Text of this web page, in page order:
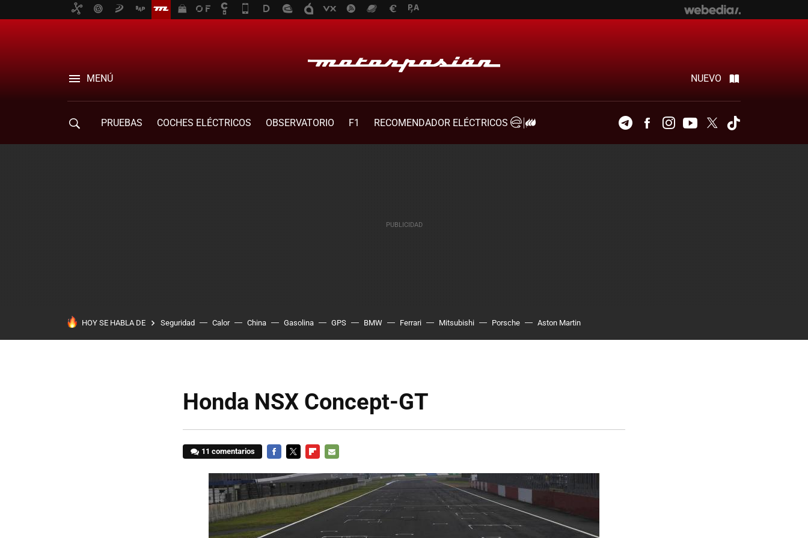
MENÚ NUEVO
PRUEBAS COCHES ELÉCTRICOS OBSERVATORIO F1
RECOMENDADOR ELÉCTRICOS
TelegramFacebookInstagramYoutubeTwitter
HOY SE HABLA DE Seguridad Calor China Gasolina GPS BMW Ferrari Mitsubishi Porsche Aston Martin
Honda NSX Concept-GT
11 comentarios
MAIL